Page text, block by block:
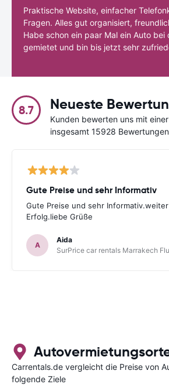
Praktische Website, einfacher
Fragen. Alles gut organisiert,
Habe schon ein paar Mal ein Auto bei
gemietet und bin bis jetzt sehr
8.7 Neueste
Kunden bewerten uns mit
insgesamt 15928 Bewertungen
Gute Preise und sehr Informativ
Gute Preise und sehr
Erfolg.liebe Grüße
A
Aida
SurPrice car rentals Marrakech
Carrentals.de vergleicht die Preise von
folgende Ziele